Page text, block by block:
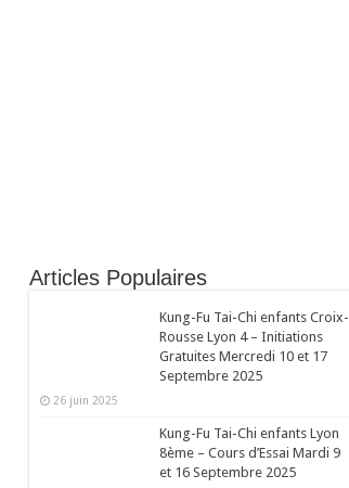
Articles Populaires
Kung-Fu Tai-Chi enfants Croix-
Rousse Lyon 4 – Initiations
Gratuites Mercredi 10 et 17
Septembre 2025
26 juin 2025
Kung-Fu Tai-Chi enfants Lyon
8ème – Cours d’Essai Mardi 9
et 16 Septembre 2025